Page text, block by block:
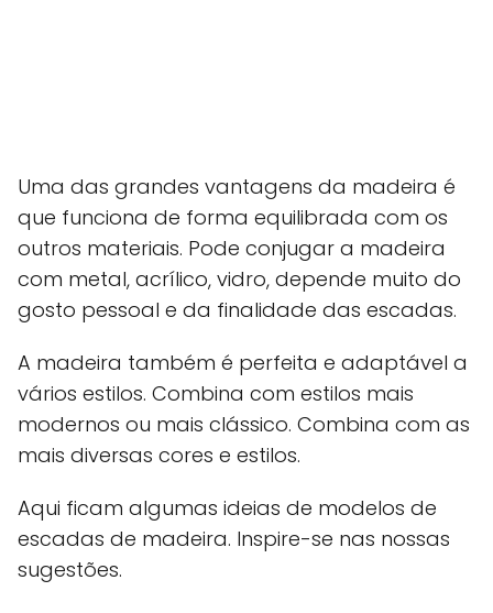
Uma das grandes vantagens da madeira é
que funciona de forma equilibrada com os
outros materiais. Pode conjugar a madeira
com metal, acrílico, vidro, depende muito do
gosto pessoal e da finalidade das escadas.
A madeira também é perfeita e adaptável a
vários estilos. Combina com estilos mais
modernos ou mais clássico. Combina com as
mais diversas cores e estilos.
Aqui ficam algumas ideias de modelos de
escadas de madeira. Inspire-se nas nossas
sugestões.